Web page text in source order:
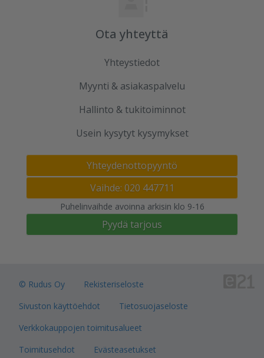
Ota yhteyttä
Yhteystiedot
Myynti & asiakaspalvelu
Hallinto & tukitoiminnot
Usein kysytyt kysymykset
Yhteydenottopyyntö
Vaihde: 020 447711
Puhelinvaihde avoinna arkisin klo 9-16
Pyydä tarjous
© Rudus Oy
Rekisteriseloste
Sivuston käyttöehdot
Tietosuojaseloste
Verkkokauppojen toimitusalueet
Toimitusehdot
Evästeasetukset